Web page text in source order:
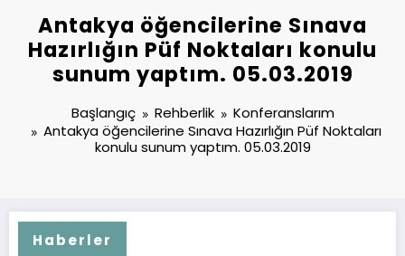
Antakya öğencilerine Sınava
Hazırlığın Püf Noktaları konulu
sunum yaptım. 05.03.2019
Başlangıç Rehberlik
Konferanslarım
Antakya öğencilerine Sınava Hazırlığın Püf Noktaları
konulu sunum yaptım. 05.03.2019
Haberler